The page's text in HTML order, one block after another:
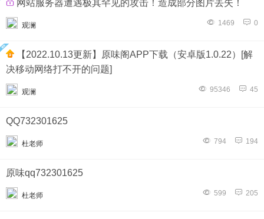
网站服务器遭遇极其罕见的攻击！造成部分图片丢失！
观澜 1469 0
决移动网络打不开的问题]
观澜 95346 45
QQ732301625
杜老师 794 194
原味qq732301625
杜老师 599 205